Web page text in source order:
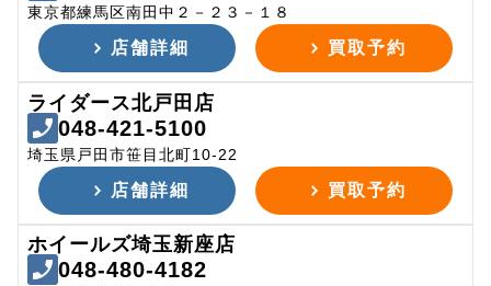
東京都練馬区南田中２－２３－１８
店舗詳細 買取予約
ライダース北戸田店
048-421-5100
埼玉県戸田市笹目北町10-22
店舗詳細 買取予約
ホイールズ埼玉新座店
048-480-4182